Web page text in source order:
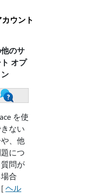
ウント
のサ
オプ
を使
ない
、他
につ
問が
合
ヘル